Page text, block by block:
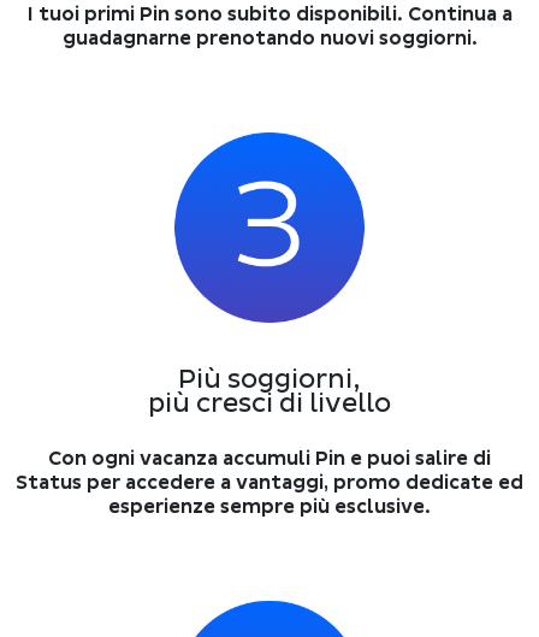
I tuoi primi Pin sono subito disponibili. Continua a
guadagnarne prenotando nuovi soggiorni.
Più soggiorni,
più cresci di livello
Con ogni vacanza accumuli Pin e puoi salire di
Status per accedere a vantaggi, promo dedicate ed
esperienze sempre più esclusive.